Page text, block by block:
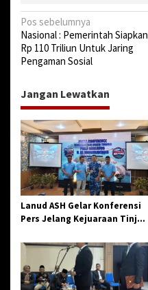
N
a
v
g
a
s
i
p
o
s
Pos sebelumnya
Nasional : Pemerintah Siapkan
Rp 110 Triliun Untuk Jaring
Pengaman Sosial
Jangan Lewatkan
Lanud ASH Gelar Konferensi
Pers Jelang Kejuaraan Tinju
2026